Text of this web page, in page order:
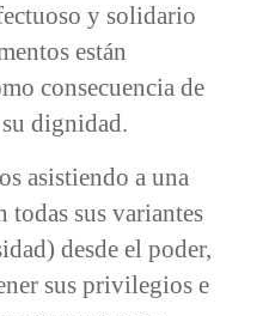
y solidario
están
consecuencia de
su dignidad.
asistiendo a una
todas sus variantes
desde el poder,
sus privilegios e